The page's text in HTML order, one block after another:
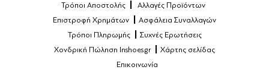
Τρόποι Αποστολής
Αλλαγές Προϊόντων
Επιστροφή Χρημάτων
Ασφάλεια Συναλλαγών
Τρόποι Πληρωμής
Συχνές Ερωτήσεις
Χονδρική Πώληση Inshoes.gr
Χάρτης σελίδας
Επικοινωνία